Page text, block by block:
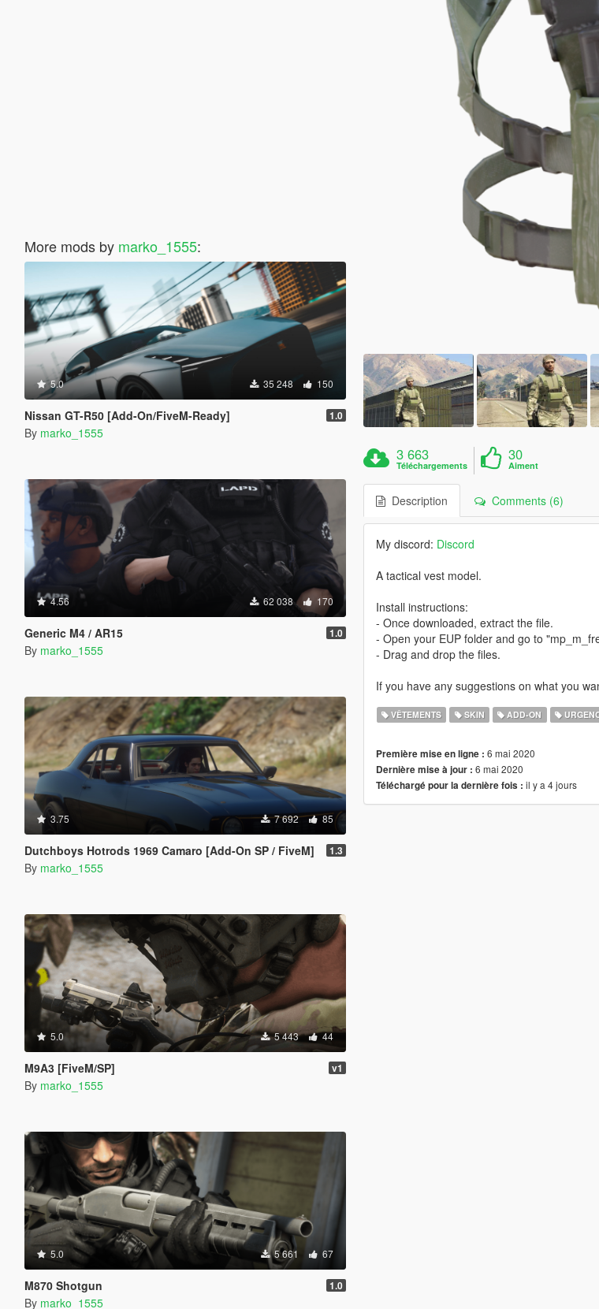
More mods by marko_1555:
5.0 35 248 150
Nissan GT-R50 [Add-On/FiveM-Ready] 1.0
By marko_1555
4.56 62 038 170
Generic M4 / AR15 1.0
By marko_1555
3.75 7 692 85
Dutchboys Hotrods 1969 Camaro [Add-On SP / FiveM] 1.3
By marko_1555
5.0 5 443 44
M9A3 [FiveM/SP] v1
By marko_1555
5.0 5 661 67
M870 Shotgun 1.0
By marko_1555
3 663
Téléchargements
30
Aiment
Description Comments (6)
My discord: Discord
A tactical vest model.
Install instructions:
- Once downloaded, extract the file.
- Open your EUP folder and go to
- Drag and drop the files.
If you have any suggestions on what you
VÊTEMENTS SKIN ADD-ON
Première mise en ligne : 6 mai 2020
Dernière mise à jour : 6 mai 2020
Téléchargé pour la dernière fois : il y a 4 jours